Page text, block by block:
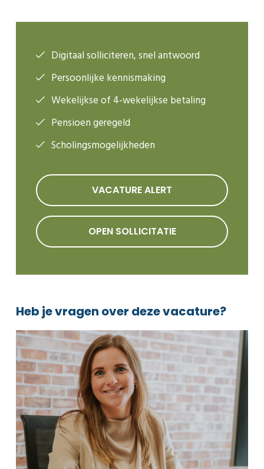
Digitaal solliciteren, snel antwoord
Persoonlijke kennismaking
Wekelijkse of 4-wekelijkse betaling
Pensioen geregeld
Scholingsmogelijkheden
VACATURE ALERT
OPEN SOLLICITATIE
Heb je vragen over deze vacature?